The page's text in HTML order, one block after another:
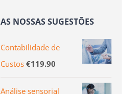
AS NOSSAS SUGESTÕES
Contabilidade de
Custos €119.90
Análise sensorial